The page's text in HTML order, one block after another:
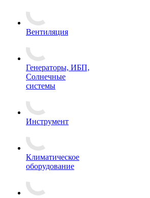
Вентиляция
Генераторы, ИБП,
Солнечные
системы
Инструмент
Климатическое
оборудование